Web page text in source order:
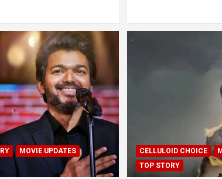
MOVIE UPDATES
CELLULOID CHOICE
TOP STORY